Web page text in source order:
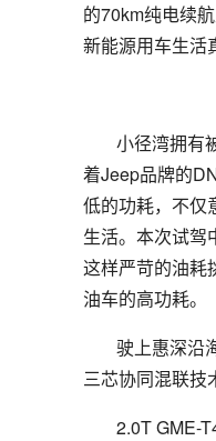
的70km纯电续
新能源用车生活
小径湾拥有
着Jeep品牌的
低的功耗，不仅
生活。本次试驾
这样严苛的油耗
油车的高功耗。
驶上惠深沿
三芯协同混联技
2.0T GME-